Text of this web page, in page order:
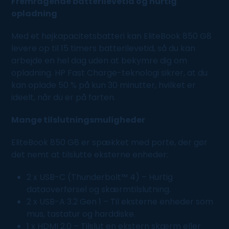
opladning
Med et højkapacitetsbatteri kan EliteBook 850 G8
levere op til 15 timers batterilevetid, så du kan
arbejde en hel dag uden at bekymre dig om
opladning. HP Fast Charge-teknologi sikrer, at du
kan oplade 50 % på kun 30 minutter, hvilket er
ideelt, når du er på farten.
Mange tilslutningsmuligheder
EliteBook 850 G8 er spækket med porte, der gør
det nemt at tilslutte eksterne enheder:
2 x USB-C (Thunderbolt™ 4) – Hurtig
dataoverførsel og skærmtilslutning.
2 x USB-A 3.2 Gen 1 – Til eksterne enheder som
mus, tastatur og harddiske.
1 x HDMI 2.0 – Tilslut en ekstern skærm eller